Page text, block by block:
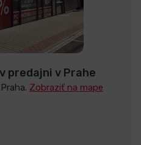
predajni v Prahe
Zobraziť na mape